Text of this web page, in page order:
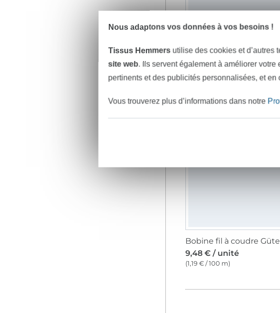
(1,10 € / 100 m)
9,48 € / unité
(1,19 € / 100 m)
Nous adaptons vos données à vos besoins !
Tissus Hemmers utilise des cookies et d’autres
site web. Ils servent également à améliorer
pertinents et des publicités personnalisées, et en
Vous trouverez plus d’informations dans notre